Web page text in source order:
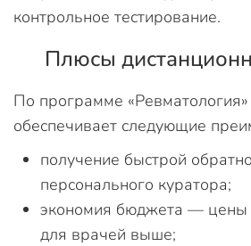
контрольное тестирование.
Плюсы
По программе
обеспечивает следующие
получение быстрой
персонального куратора;
экономия бюджета — цены
для врачей выше;